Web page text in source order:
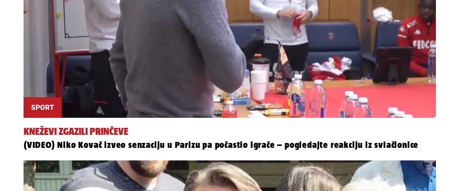
SPORT
KNEŽEVI ZGAZILI PRINČEVE
(VIDEO) Niko Kovač izveo senzaciju u Parizu pa počastio igrače – pogledajte reakciju iz svlačionice